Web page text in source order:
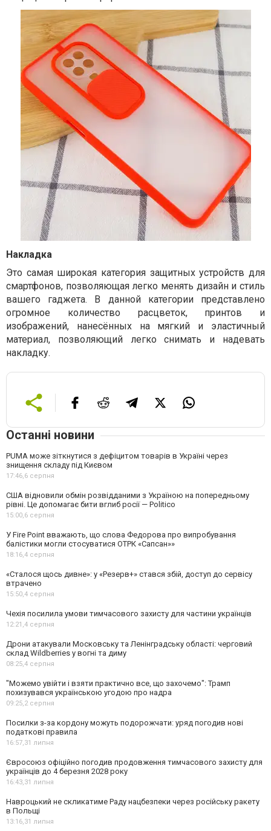
Накладка
Это самая широкая категория защитных устройств для
смартфонов, позволяющая легко менять дизайн и стиль
вашего гаджета. В данной категории представлено
огромное количество расцветок, принтов и
изображений, нанесённых на мягкий и эластичный
материал, позволяющий легко снимать и надевать
накладку.
Останні новини
PUMA може зіткнутися з дефіцитом товарів в Україні через
знищення складу під Києвом
17:46,6 серпня
США відновили обмін розвідданими з Україною на попередньому
рівні. Це допомагає бити вглиб росії — Politico
15:00,6 серпня
У Fire Point вважають, що слова Федорова про випробування
балістики могли стосуватися ОТРК «Сапсан»»
18:16,4 серпня
«Сталося щось дивне»: у «Резерв+» стався збій, доступ до сервісу
втрачено
15:50,4 серпня
Чехія посилила умови тимчасового захисту для частини українців
12:21,4 серпня
Дрони атакували Московську та Ленінградську області: черговий
склад Wildberries у вогні та диму
08:25,4 серпня
"Можемо увійти і взяти практично все, що захочемо": Трамп
похизувався українською угодою про надра
09:25,2 серпня
Посилки з-за кордону можуть подорожчати: уряд погодив нові
податкові правила
16:57,31 липня
Євросоюз офіційно погодив продовження тимчасового захисту для
українців до 4 березня 2028 року
16:43,31 липня
Навроцький не скликатиме Раду нацбезпеки через російську ракету
в Польщі
13:16,31 липня